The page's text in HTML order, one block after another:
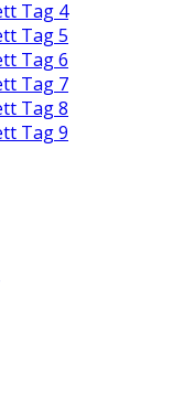
Tag 4
Tag 5
Tag 6
Tag 7
Tag 8
Tag 9